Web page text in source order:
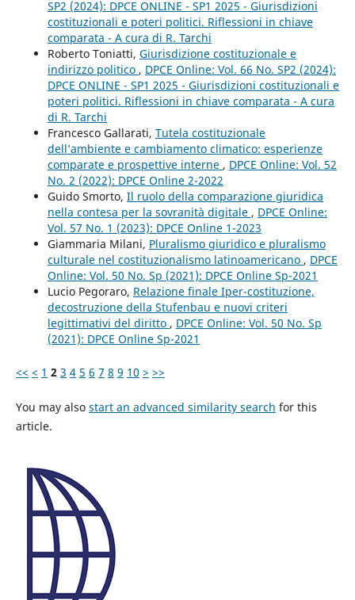
SP2 (2024): DPCE ONLINE - SP1 2025 - Giurisdizioni
costituzionali e poteri politici. Riflessioni in chiave
comparata - A cura di R. Tarchi
Roberto Toniatti, Giurisdizione costituzionale e
indirizzo politico , DPCE Online: Vol. 66 No. SP2 (2024):
DPCE ONLINE - SP1 2025 - Giurisdizioni costituzionali e
poteri politici. Riflessioni in chiave comparata - A cura
di R. Tarchi
Francesco Gallarati, Tutela costituzionale
dell’ambiente e cambiamento climatico: esperienze
comparate e prospettive interne , DPCE Online: Vol. 52
No. 2 (2022): DPCE Online 2-2022
Guido Smorto, Il ruolo della comparazione giuridica
nella contesa per la sovranità digitale , DPCE Online:
Vol. 57 No. 1 (2023): DPCE Online 1-2023
Giammaria Milani, Pluralismo giuridico e pluralismo
culturale nel costituzionalismo latinoamericano , DPCE
Online: Vol. 50 No. Sp (2021): DPCE Online Sp-2021
Lucio Pegoraro, Relazione finale Iper-costituzione,
decostruzione della Stufenbau e nuovi criteri
legittimativi del diritto , DPCE Online: Vol. 50 No. Sp
(2021): DPCE Online Sp-2021
<< < 1 2 3 4 5 6 7 8 9 10 > >>
You may also start an advanced similarity search for this
article.